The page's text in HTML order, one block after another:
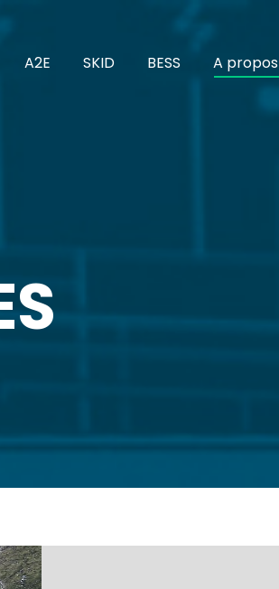
A2E SKID BESS A propos